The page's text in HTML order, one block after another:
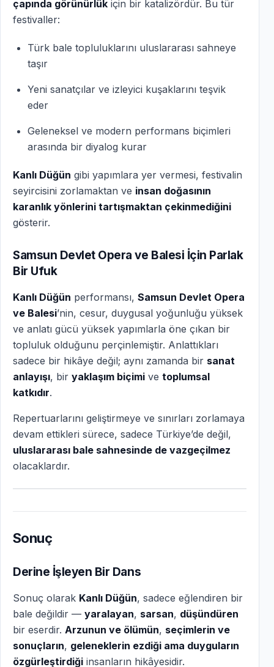
çapında görünürlük için bir katalizördür. Bu tür
festivaller:
Türk bale topluluklarını uluslararası sahneye
taşır
Yeni sanatçılar ve izleyici kuşaklarını teşvik
eder
Geleneksel ve modern performans biçimleri
arasında bir diyalog kurar
Kanlı Düğün gibi yapımlara yer vermesi, festivalin
seyircisini zorlamaktan ve insan doğasının
karanlık yönlerini tartışmaktan çekinmediğini
gösterir.
Samsun Devlet Opera ve Balesi İçin Parlak
Bir Ufuk
Kanlı Düğün performansı, Samsun Devlet Opera
ve Balesi’nin, cesur, duygusal yoğunluğu yüksek
ve anlatı gücü yüksek yapımlarla öne çıkan bir
topluluk olduğunu perçinlemiştir. Anlattıkları
sadece bir hikâye değil; aynı zamanda bir sanat
anlayışı, bir yaklaşım biçimi ve toplumsal
katkıdır.
Repertuarlarını geliştirmeye ve sınırları zorlamaya
devam ettikleri sürece, sadece Türkiye’de değil,
uluslararası bale sahnesinde de vazgeçilmez
olacaklardır.
Sonuç
Derine İşleyen Bir Dans
Sonuç olarak Kanlı Düğün, sadece eğlendiren bir
bale değildir — yaralayan, sarsan, düşündüren
bir eserdir. Arzunun ve ölümün, seçimlerin ve
sonuçların, geleneklerin ezdiği ama duyguların
özgürleştirdiği insanların hikâyesidir.